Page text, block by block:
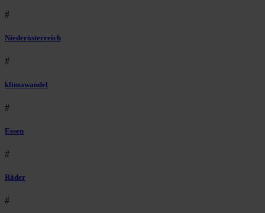
#
Niederösterreich
#
klimawandel
#
Essen
#
Räder
#